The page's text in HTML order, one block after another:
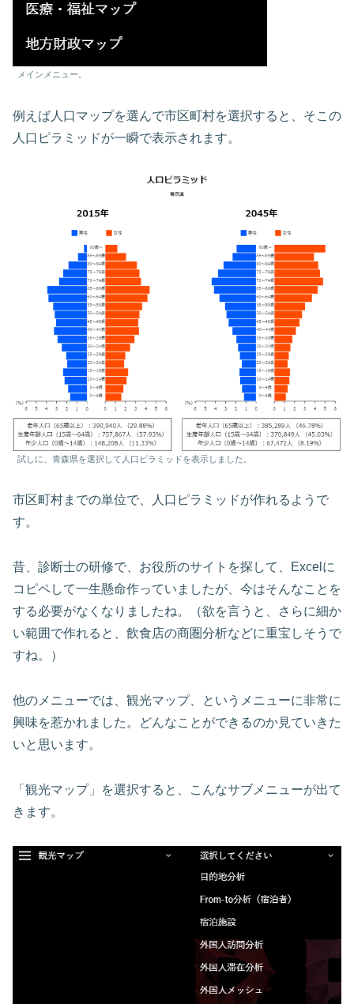
メインメニュー。
例えば人口マップを選んで市区町村を選択すると、そこの
人口ピラミッドが一瞬で表示されます。
試しに、青森県を選択して人口ピラミッドを表示しました。
市区町村までの単位で、人口ピラミッドが作れるようで
す。
昔、診断士の研修で、お役所のサイトを探して、Excelに
コピペして一生懸命作っていましたが、今はそんなことを
する必要がなくなりましたね。（欲を言うと、さらに細か
い範囲で作れると、飲食店の商圏分析などに重宝しそうで
すね。）
他のメニューでは、観光マップ、というメニューに非常に
興味を惹かれました。どんなことができるのか見ていきた
いと思います。
「観光マップ」を選択すると、こんなサブメニューが出て
きます。